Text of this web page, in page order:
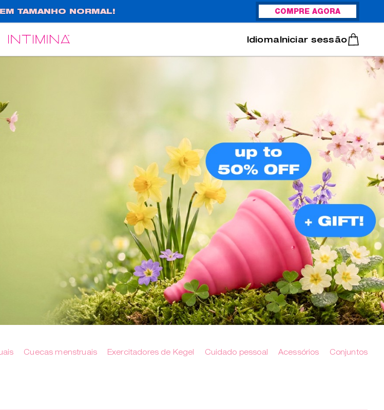
TAMANHO NORMAL! COMPRE AGORA
Português
Iniciar sessão
Cuecas menstruais Exercitadores de Kegel Cuidado pessoal Acessórios Conjuntos